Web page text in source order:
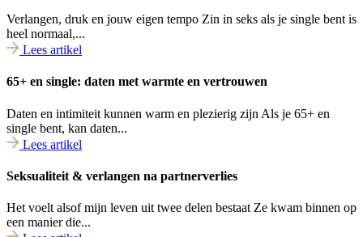
Verlangen, druk en jouw eigen tempo Zin in seks als je single bent is
heel normaal,...
Lees artikel
65+ en single: daten met warmte en vertrouwen
Daten en intimiteit kunnen warm en plezierig zijn Als je 65+ en
single bent, kan daten...
Lees artikel
Seksualiteit & verlangen na partnerverlies
Het voelt alsof mijn leven uit twee delen bestaat Ze kwam binnen op
een manier die...